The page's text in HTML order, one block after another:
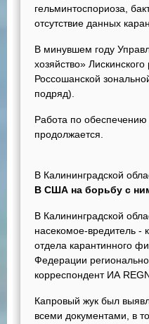
гельминтоспориоза,
отсутствие данных
В минувшем году
хозяйство»
Россошанской
подряд).
Работа по обеспечению
продолжается.
В Калининградской
В США на борьбу с
В Калининградской
насекомое-вредитель -
отдела карантинного
Федерации
корреспондент ИА
Капровый жук был
всеми документами, в